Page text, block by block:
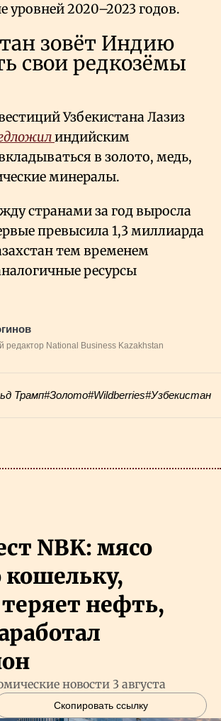
уровней 2020–2023 годов.
зовёт Индию
свои редкозёмы
Узбекистана Лазиз
индийским
в золото, медь,
минералы.
странами за год выросла
превысила 1,3 миллиарда
тем временем
ресурсы
редактор National Business Kazakhstan
Трамп#Золото#Wildberries#Узбекистан
NBK: мясо
кошельку,
нефть,
новости 3 августа
Скопировать ссылку